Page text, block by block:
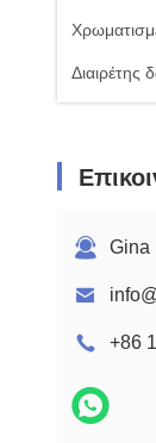
Διαιρέτης
Gina
+86